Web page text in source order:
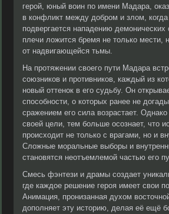
герой, юный воин по имени Мадара,
в конфликт между добром и злом,
подвергается нападению
плечи ложится бремя не только мести,
от надвигающейся тьмы.
На протяжении своего пути Мадара
союзников и противников, каждый из
новый оттенок в его судьбу. Он
способности, о которых ранее не
сражением его сила возрастает.
своей цели, тем больше осознает, что
происходит не только с врагами, но и
Сложные моральные выборы и
становятся неотъемлемой частью его
Смесь фэнтези и драмы создает
где каждое решение героя имеет свои
Анимация, пронизанная духом
дополняет эту историю, делая её ещё